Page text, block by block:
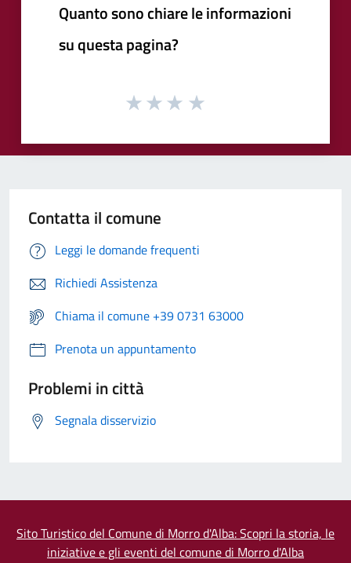
Quanto sono chiare le informazioni
su questa pagina?
Contatta il comune
Leggi le domande frequenti
Richiedi Assistenza
Chiama il comune +39 0731 63000
Prenota un appuntamento
Problemi in città
Segnala disservizio
Sito Turistico del Comune di Morro d'Alba: Scopri la storia, le
iniziative e gli eventi del comune di Morro d'Alba